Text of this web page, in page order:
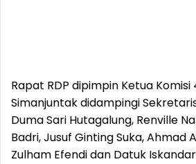
Rapat RDP dipimpin Ketua Komisi
Simanjuntak didampingi
Duma Sari Hutagalung, Renville
Badri, Jusuf Ginting Suka, Ahmad
Zulham Efendi dan Datuk